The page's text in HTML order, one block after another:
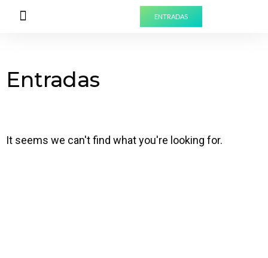
ENTRADAS
Entradas
It seems we can't find what you're looking for.